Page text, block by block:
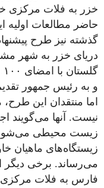
خزر به فلات مرکزی
حاضر مطالعات
گذشته نیز طرح
دریای خزر به شهر
و به رئیس جمهور
اما منتقدان این
نیست. آنها می‌گویند
زیست محیطی می‌شود
زیستگاه‌های ماهیان
می‌رساند. برخی دیگر
فارس به فلات مرکزی